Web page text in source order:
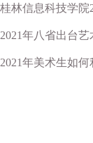
2021年八省出台